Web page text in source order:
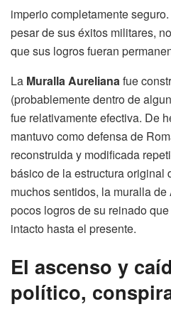
imperio completamente
pesar de sus éxitos militares,
que sus logros fueran
La Muralla Aurelianafue
(probablemente dentro de
fue relativamente efectiva. De
mantuvo como defensa de
reconstruida y modificada
básico de la estructura original
muchos sentidos, la muralla
pocos logros de su reinado
intacto hasta el presente.
El ascenso y
político,